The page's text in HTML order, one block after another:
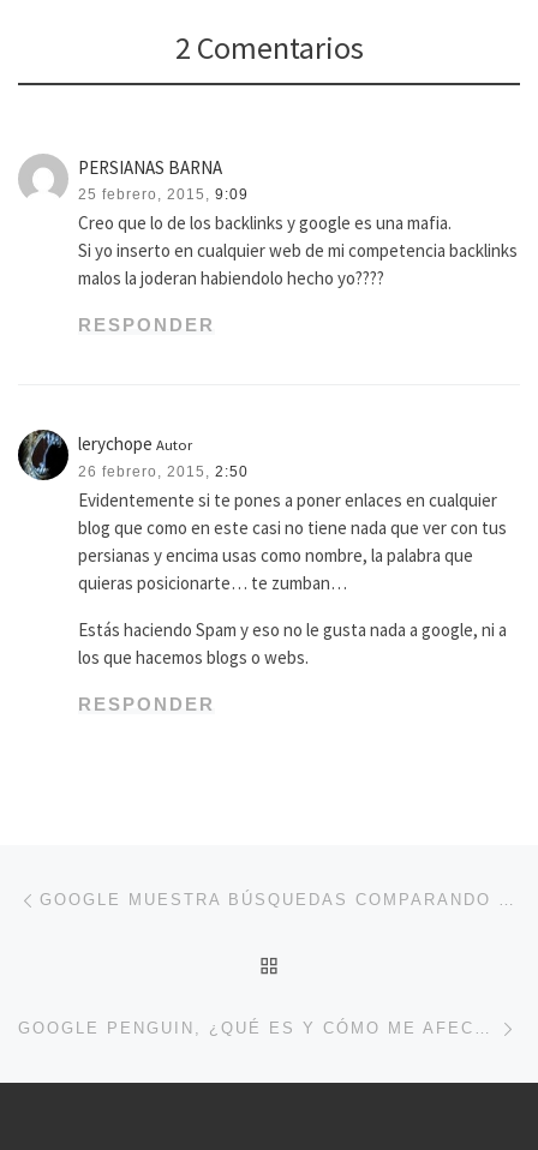
2 Comentarios
PERSIANAS BARNA
25 febrero, 2015, 9:09
Creo que lo de los backlinks y google es una mafia.
Si yo inserto en cualquier web de mi competencia backlinks
malos la joderan habiendolo hecho yo????
RESPONDER
lerychopeAutor
26 febrero, 2015, 2:50
Evidentemente si te pones a poner enlaces en cualquier
blog que como en este casi no tiene nada que ver con tus
persianas y encima usas como nombre, la palabra que
quieras posicionarte… te zumban…
Estás haciendo Spam y eso no le gusta nada a google, ni a
los que hacemos blogs o webs.
RESPONDER
Navegación de entradas GOOGLE MUESTRA BÚSQUEDAS COMPARANDO EL PRECIO DEL VUELO
GOOGLE PENGUIN, ¿QUÉ ES Y CÓMO ME AFECTA?